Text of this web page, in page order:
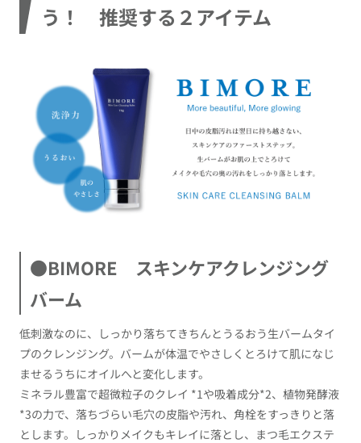
う！ 推奨する２アイテム
●BIMORE スキンケアクレンジング
バーム
低刺激なのに、しっかり落ちてきちんとうるおう生バームタイ
プのクレンジング。バームが体温でやさしくとろけて肌になじ
ませるうちにオイルへと変化します。
ミネラル豊富で超微粒子のクレイ *1や吸着成分*2、 植物発酵液
*3の力で、落ちづらい毛穴の皮脂や汚れ、角栓をすっきりと落
とします。しっかりメイクもキレイに落とし、まつ毛エクステ